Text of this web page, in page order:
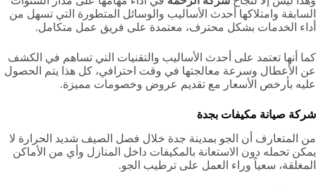
السابقة وامتلاكها أحدث الأساليب والوسائل المتطورة التي تسهل من
أداء الخدمات بشكل محترف، معتمدة على فريق عمل متكامل.
كما أنها تعتمد على أحدث الأساليب والتقنيات التي تساهم في الكشف
عن الأعطال وسرعة معالجتها في وقت احترافي، كل هذا يتم الحصول
عليه بأرخص الأسعار مع تقديم عروض وخصومات مميزة.
شركة صيانة مكيفات بجدة
من المتعارف أن الجو بمدينة جدة خلال فصل الصيف شديد الحرارة لا
يمكن تحمله دون الاستعانة بالمكيفات داخل المنازل وأي من الأماكن
المغلقة، سعياً وراء العمل على ترطيب الجو.